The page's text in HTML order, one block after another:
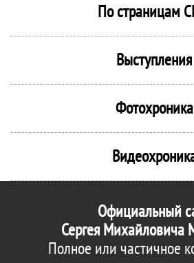
По страницам
Выступления
Фотохроника
Официальный
Сергея Михайловича
Полное или частичное